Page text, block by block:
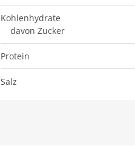
Kohlenhydrate
davon Zucker
Protein
Salz